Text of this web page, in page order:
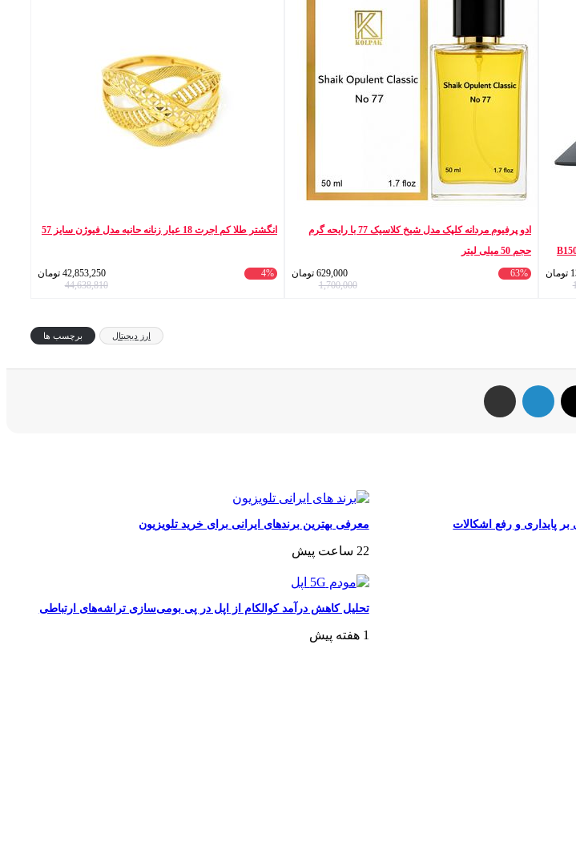
تومان
ادو پرفیوم مردانه کلپک مدل شیخ کلاسیک 77 با رایحه گرم
حجم 50 میلی لیتر
63%
629,000 تومان
1,700,000
انگشتر طلا کم اجرت 18 عیار زنانه حانیه مدل فیوژن سایز 57
4%
42,853,250 تومان
44,638,810
برچسب ها ارز دیجیتال
لینکداین اشتراک گذاری با ایمیل
معرفی بهترین برندهای ایرانی برای خرید تلویزیون
22 ساعت پیش
تحلیل کاهش درآمد کوالکام از اپل در پی بومی‌سازی تراشه‌های ارتباطی
1 هفته پیش